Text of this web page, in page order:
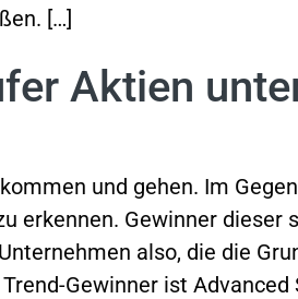
[…]
Aktien
und gehen. Im
erkennen. Gewinner
also, die die
Gewinner ist